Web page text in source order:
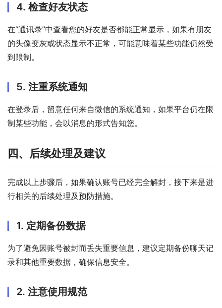
4. 检查好友状态
在“通讯录”中查看您的好友是否都能正常显示，如果有朋友
的头像变灰或状态显示不正常，可能意味着某些功能仍然受
到限制。
5. 注重系统通知
在登录后，留意任何来自微信的系统通知，如果平台仍在限
制某些功能，会以消息的形式告知您。
四、后续处理及建议
完成以上步骤后，如果确认账号已经完全解封，接下来是进
行相关的后续处理及预防措施。
1. 定期备份数据
为了避免因账号被封而丢失重要信息，建议定期备份聊天记
录和其他重要数据，确保信息安全。
2. 注意使用规范